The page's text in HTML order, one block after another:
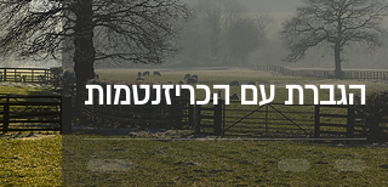
הגברת עם הכריזנטמות